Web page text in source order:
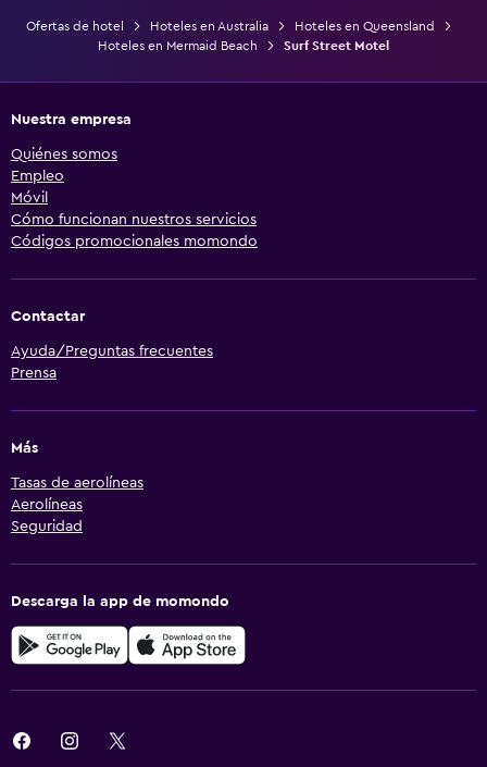
Ofertas de hotel Hoteles en Australia
Hoteles en Queensland
Hoteles en Mermaid Beach
Surf Street Motel
Nuestra empresa
Quiénes somos
Empleo
Móvil
Cómo funcionan nuestros servicios
Códigos promocionales momondo
Contactar
Ayuda/Preguntas frecuentes
Prensa
Más
Tasas de aerolíneas
Aerolíneas
Seguridad
Descarga la app de momondo